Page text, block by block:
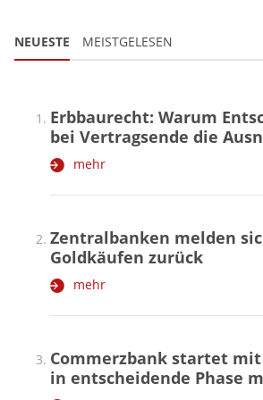
NEUESTE MEISTGELESEN
Erbbaurecht: Warum
bei Vertragsende die
mehr
Zentralbanken melden
Goldkäufen zurück
mehr
Commerzbank startet
in entscheidende Phase